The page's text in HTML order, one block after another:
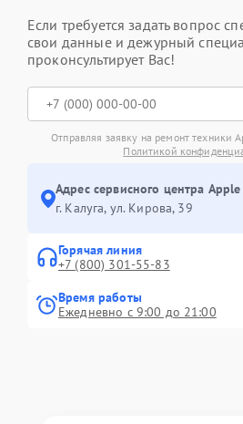
Если требуется задать вопрос
свои данные и дежурный
проконсультирует Вас!
Отправляя заявку на ремонт техники
Политикой
Адрес сервисного центра
г. Калуга, ул. Кирова, 39
Горячая линия
+7 (800) 301-55-83
Время работы
Ежедневно с 9:00 до 21:00